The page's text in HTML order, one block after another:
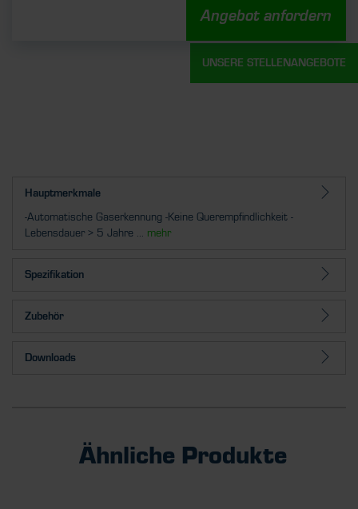
Angebot anfordern
Hauptmerkmale
-Automatische Gaserkennung -Keine Querempfindlichkeit -
Lebensdauer > 5 Jahre ... mehr
Spezifikation
Zubehör
Downloads
Ähnliche Produkte
UNSERE STELLENANGEBOTE